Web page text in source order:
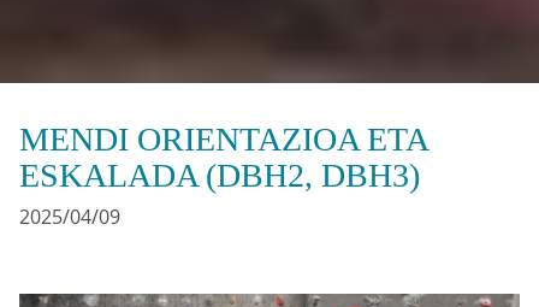
MENDI ORIENTAZIOA ETA
ESKALADA (DBH2, DBH3)
2025/04/09